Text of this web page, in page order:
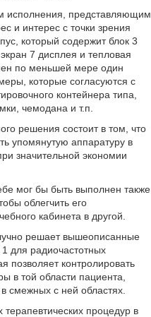
исполнения, представляющим
и интерес с точки зрения
который содержит блок 3
7 дисплея и тепловая
по меньшей мере один
которые согласуются с
контейнера типа,
чемодана и т.п.
решения состоит в том, что
упомянутую аппаратуру в
значительной экономии
мог бы быть выполнен также
облегчить его
кабинета в другой.
решает вышеописанные
для радиочастотных
позволяет контролировать
в той области пациента,
смежных с ней областях.
процедур в